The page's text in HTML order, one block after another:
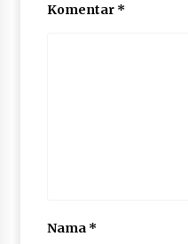
Komentar *
Nama *